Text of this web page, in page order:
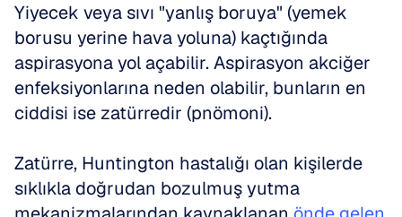
Yiyecek veya sıvı "yanlış boruya" (yemek
borusu yerine hava yoluna) kaçtığında
aspirasyona yol açabilir. Aspirasyon akciğer
enfeksiyonlarına neden olabilir, bunların en
ciddisi ise zatürredir (pnömoni).
Zatürre, Huntington hastalığı olan kişilerde
sıklıkla doğrudan bozulmuş yutma